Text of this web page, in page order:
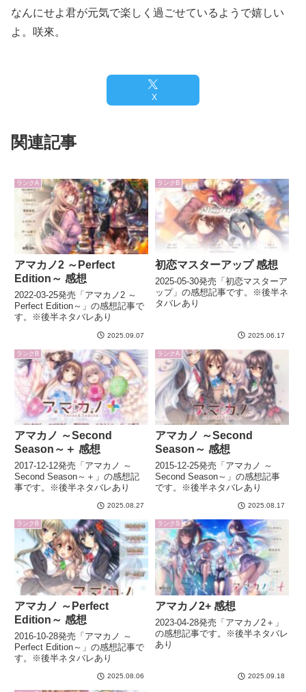
なんにせよ君が元気で楽しく過ごせているようで嬉しい
よ。咲來。
X
関連記事
ランクA
アマカノ2 ～Perfect
Edition～ 感想
2022-03-25発売「アマカノ2 ～
Perfect Edition～」の感想記事で
す。※後半ネタバレあり
2025.09.07
ランクB
初恋マスターアップ 感想
2025-05-30発売「初恋マスターア
ップ」の感想記事です。※後半ネ
タバレあり
2025.06.17
ランクB
アマカノ ～Second
Season～＋ 感想
2017-12-12発売「アマカノ ～
Second Season～＋」の感想記
事です。※後半ネタバレあり
2025.08.27
ランクA
アマカノ ～Second
Season～ 感想
2015-12-25発売「アマカノ ～
Second Season～」の感想記事
です。※後半ネタバレあり
2025.08.17
ランクB
アマカノ ～Perfect
Edition～ 感想
2016-10-28発売「アマカノ ～
Perfect Edition～」の感想記事で
す。※後半ネタバレあり
2025.08.06
ランクS
アマカノ2+ 感想
2023-04-28発売「アマカノ2＋」
の感想記事です。※後半ネタバレ
あり
2025.09.18